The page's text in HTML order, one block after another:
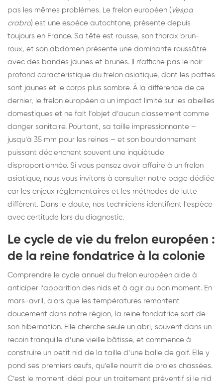
pas les mêmes problèmes. Le frelon européen ( Vespa
crabro) est une espèce autochtone, présente depuis
toujours en France. Sa tête est rousse, son thorax brun-
roux, et son abdomen présente une dominante roussâtre
avec des bandes jaunes et brunes. Il n’affiche pas le noir
profond caractéristique du frelon asiatique, dont les pattes
sont jaunes et le corps plus sombre. À la différence de ce
dernier, le frelon européen a un impact limité sur les abeilles
domestiques et ne fait l’objet d’aucun classement comme
danger sanitaire. Pourtant, sa taille impressionnante –
jusqu’à 35 mm pour les reines – et son bourdonnement
puissant déclenchent souvent une inquiétude
disproportionnée. Si vous pensez avoir affaire à un frelon
asiatique, nous vous invitons à consulter notre page dédiée
car les enjeux réglementaires et les méthodes de lutte
diffèrent. Dans le doute, nos techniciens identifient l’espèce
avec certitude lors du diagnostic.
Le cycle de vie du frelon européen :
de la reine fondatrice à la colonie
Comprendre le cycle annuel du frelon européen aide à
anticiper l’apparition des nids et à agir au bon moment. En
mars-avril, alors que les températures remontent
doucement dans notre région, la reine fondatrice sort de
son hibernation. Elle cherche seule un abri, souvent dans un
recoin tranquille d’une vieille bâtisse, et commence à
construire un petit nid de la taille d’une balle de golf. Elle y
pond ses premiers œufs, qu’elle nourrit de proies chassées.
C’est le moment idéal pour un traitement préventif si le nid